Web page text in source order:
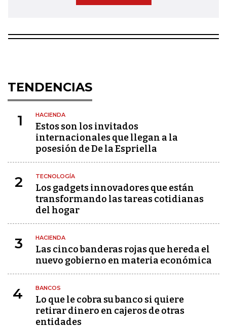
TENDENCIAS
1 HACIENDA
Estos son los invitados
internacionales que llegan a la
posesión de De la Espriella
2 TECNOLOGÍA
Los gadgets innovadores que están
transformando las tareas cotidianas
del hogar
3 HACIENDA
Las cinco banderas rojas que hereda el
nuevo gobierno en materia económica
4 BANCOS
Lo que le cobra su banco si quiere
retirar dinero en cajeros de otras
entidades